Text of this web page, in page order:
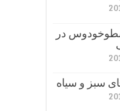
در
سبز و سیاه